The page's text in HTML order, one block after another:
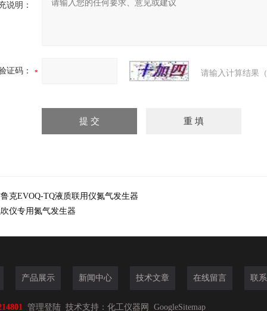
说明：
证码： 请输入计算结果
克EVOQ-TQ液质联用仪氮气发生器
仪专用氮气发生器
产品展示 新闻中心 技术文章 在线留言 联
管理登陆 技术支持： 化工仪器网 GoogleSitemap